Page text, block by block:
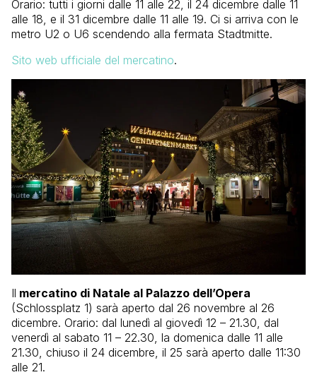
Orario: tutti i giorni dalle 11 alle 22, il 24 dicembre dalle 11
alle 18, e il 31 dicembre dalle 11 alle 19. Ci si arriva con le
metro U2 o U6 scendendo alla fermata Stadtmitte.
Sito web ufficiale del mercatino.
Il mercatino di Natale al Palazzo dell’Opera
(Schlossplatz 1) sarà aperto dal 26 novembre al 26
dicembre. Orario: dal lunedì al giovedì 12 – 21.30, dal
venerdì al sabato 11 – 22.30, la domenica dalle 11 alle
21.30, chiuso il 24 dicembre, il 25 sarà aperto dalle 11:30
alle 21.